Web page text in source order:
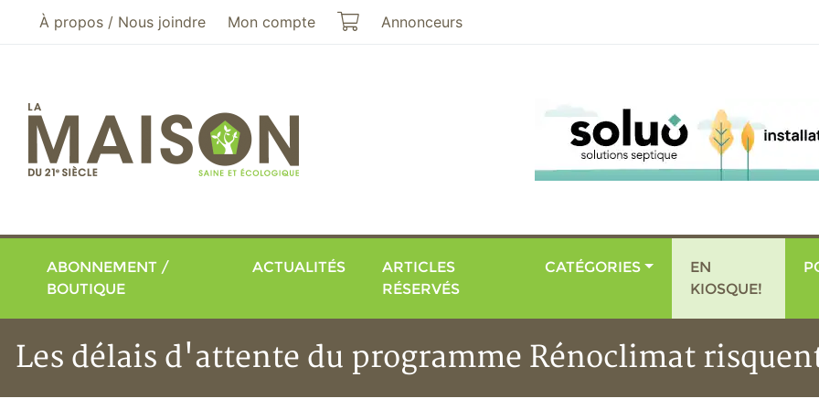
Aller au menu principal
Aller au contenu principal
À propos / Nous joindre Mon compte Mon panier
Annonceurs
ABONNEMENT /
BOUTIQUE
ACTUALITÉS
ARTICLES
RÉSERVÉS
CATÉGORIES
EN
KIOSQUE!
Les délais d'attente du programme Rénoclimat